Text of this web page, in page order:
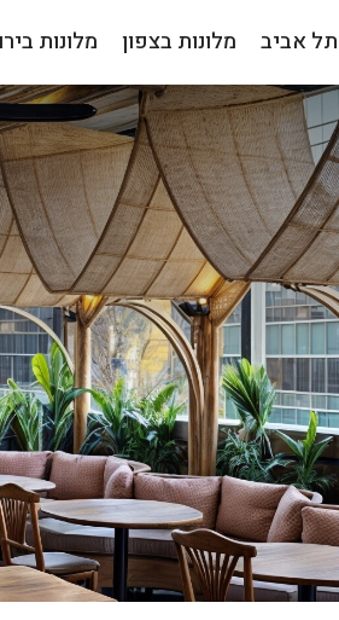
תל אביב מלונות בצפון מלונות